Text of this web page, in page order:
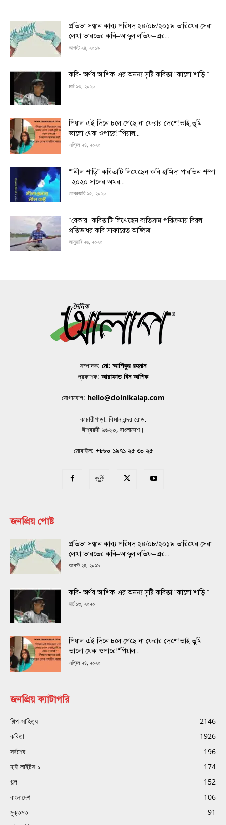
প্রতিভা সন্ধান কাব্য পরিষদ ২৪/০৮/২০১৯ তারিখের সেরা
লেখা ভারতের কবি–আব্দুল লতিফ–এর...
আগস্ট ২৪, ২০১৯
কবি- অর্ণব আশিক এর অনন্য সৃষ্টি কবিতা “কালো শাড়ি ”
মার্চ ১৩, ২০২০
পিয়াল এই দিনে চলে গেছে না ফেরার দেশে!ভাই,তুমি
ভালো থেক ওপারে!“পিয়াল...
এপ্রিল ২৪, ২০২০
“”নীল শাড়ি” কবিতাটি লিখেছেন কবি হামিদা পারভিন শম্পা
।২০২০ সালের অমর...
ফেব্রুয়ারি ১৫, ২০২০
“বেকার ”কবিতাটি লিখেছেন ব্যতিক্রম পরিক্রমায় বিরল
প্রতিভাধর কবি সাফায়েত আজিজ।
জানুয়ারি ২৬, ২০২০
সম্পাদক: মো: আশিকুর রহমান
প্রকাশক: আরাফাত বিন আশিক
যোগাযোগ: hello@doinikalap.com
কাচারীপাড়া, বিমান বন্দর রোড,
ঈশ্বরদী ৬৬২০, বাংলাদেশ।
মোবাইল: +৮৮০ ১৯৭১ ২৫ ৩০ ২৫
জনপ্রিয় পোষ্ট
প্রতিভা সন্ধান কাব্য পরিষদ ২৪/০৮/২০১৯ তারিখের সেরা
লেখা ভারতের কবি–আব্দুল লতিফ–এর...
আগস্ট ২৪, ২০১৯
কবি- অর্ণব আশিক এর অনন্য সৃষ্টি কবিতা “কালো শাড়ি ”
মার্চ ১৩, ২০২০
পিয়াল এই দিনে চলে গেছে না ফেরার দেশে!ভাই,তুমি
ভালো থেক ওপারে!“পিয়াল...
এপ্রিল ২৪, ২০২০
জনপ্রিয় ক্যাটাগরি
শিল্প-সাহিত্য
2146
কবিতা
1926
সর্বশেষ
196
হাই লাইটস ১
174
গল্প
152
বাংলাদেশ
106
মুক্তমত
91